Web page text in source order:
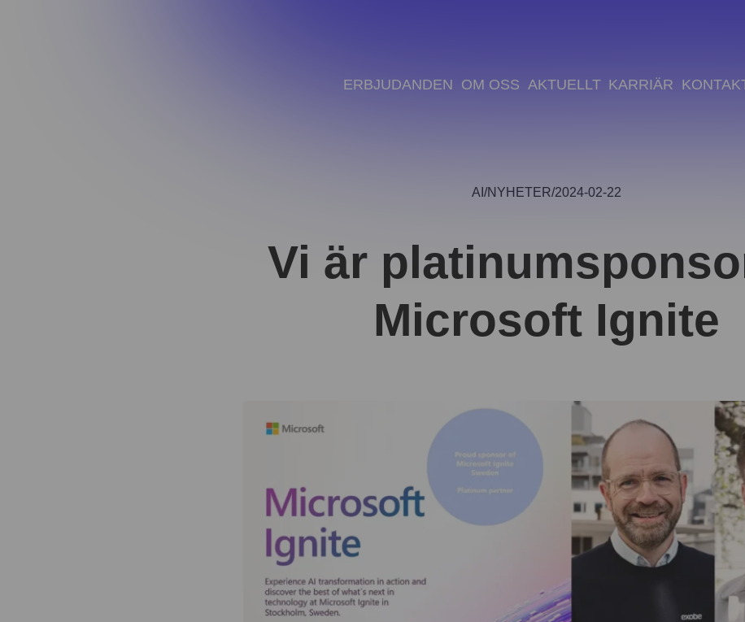
ERBJUDANDEN OM OSS AKTUELLT KARRIÄR
2024-02-22
NYHETER
AI
Vi är
Microsoft Ignite